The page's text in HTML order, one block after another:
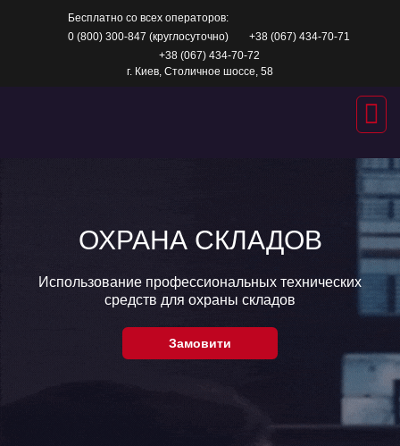
содержимому
г. Киев, Столичное шоссе, 58
Бесплатно со всех операторов:
0 (800) 300-847 (круглосуточно)
+38 (067) 434-70-71
+38 (067) 434-70-72
ОХРАНА СКЛАДОВ
Использование профессиональных технических
средств для охраны складов
Замовити